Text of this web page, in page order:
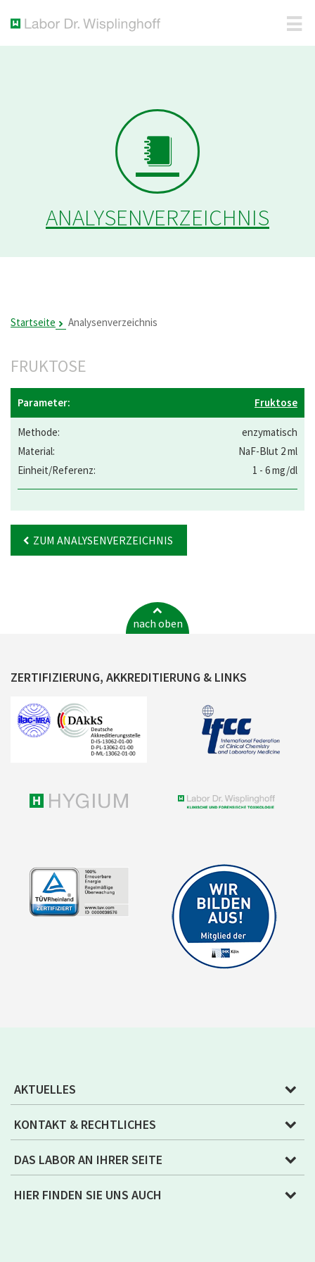
ANALYSENVERZEICHNIS
Startseite Analysenverzeichnis
FRUKTOSE
Fruktose
enzymatisch
NaF-Blut 2 ml
1 - 6 mg/dl
ZUM ANALYSENVERZEICHNIS
nach oben
ZERTIFIZIERUNG, AKKREDITIERUNG & LINKS
AKTUELLES
KONTAKT & RECHTLICHES
DAS LABOR AN IHRER SEITE
HIER FINDEN SIE UNS AUCH